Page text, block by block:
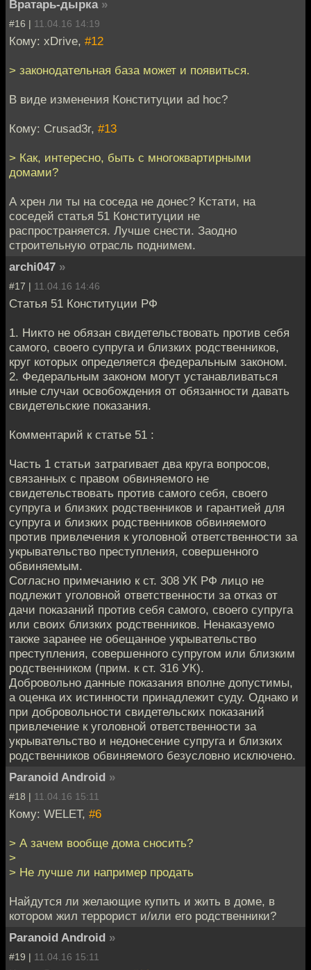
Вратарь-дырка »
#16 | 11.04.16 14:19
Кому: xDrive, #12
> законодательная база может и появиться.
В виде изменения Конституции ad hoc?
Кому: Crusad3r, #13
> Как, интересно, быть с многоквартирными
домами?
А хрен ли ты на соседа не донес? Кстати, на
соседей статья 51 Конституции не
распространяется. Лучше снести. Заодно
строительную отрасль поднимем.
archi047 »
#17 | 11.04.16 14:46
Статья 51 Конституции РФ
1. Никто не обязан свидетельствовать против себя
самого, своего супруга и близких родственников,
круг которых определяется федеральным законом.
2. Федеральным законом могут устанавливаться
иные случаи освобождения от обязанности давать
свидетельские показания.
Комментарий к статье 51 :
Часть 1 статьи затрагивает два круга вопросов,
связанных с правом обвиняемого не
свидетельствовать против самого себя, своего
супруга и близких родственников и гарантией для
супруга и близких родственников обвиняемого
против привлечения к уголовной ответственности за
укрывательство преступления, совершенного
обвиняемым.
Согласно примечанию к ст. 308 УК РФ лицо не
подлежит уголовной ответственности за отказ от
дачи показаний против себя самого, своего супруга
или своих близких родственников. Ненаказуемо
также заранее не обещанное укрывательство
преступления, совершенного супругом или близким
родственником (прим. к ст. 316 УК).
Добровольно данные показания вполне допустимы,
а оценка их истинности принадлежит суду. Однако и
при добровольности свидетельских показаний
привлечение к уголовной ответственности за
укрывательство и недонесение супруга и близких
родственников обвиняемого безусловно исключено.
Paranoid Android »
#18 | 11.04.16 15:11
Кому: WELET, #6
> А зачем вообще дома сносить?
>
> Не лучше ли например продать
Найдутся ли желающие купить и жить в доме, в
котором жил террорист и/или его родственники?
Paranoid Android »
#19 | 11.04.16 15:11